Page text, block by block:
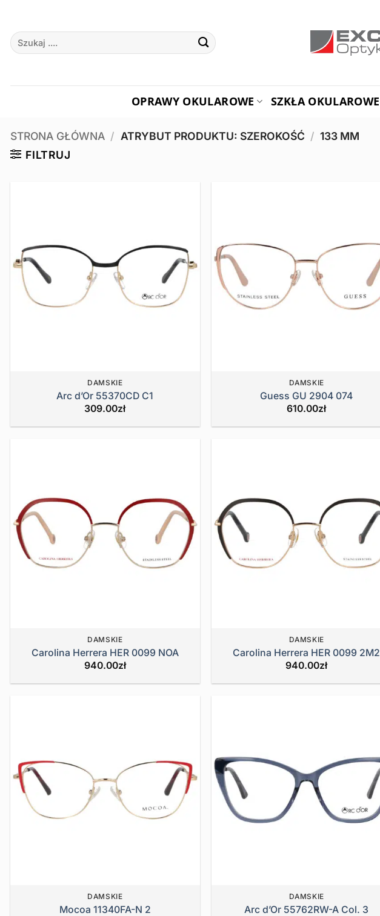
zawartości
Szukaj:
OPRAWY OKULAROWE SZKŁA OKULAROWE
STRONA GŁÓWNA / ATRYBUT PRODUKTU: SZEROKOŚĆ / 133 MM
FILTRUJ
DAMSKIE
Arc d’Or 55370CD C1
309.00zł
DAMSKIE
Guess GU 2904 074
610.00zł
DAMSKIE
Carolina Herrera HER 0099 NOA
940.00zł
DAMSKIE
Carolina Herrera HER 0099 2M2
940.00zł
DAMSKIE
Mocoa 11340FA-N 2
DAMSKIE
Arc d’Or 55762RW-A Col. 3